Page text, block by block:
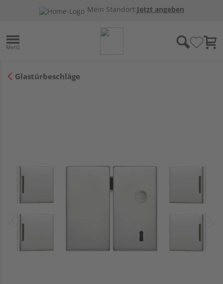
Mein Standort:Jetzt angeben
Glastürbeschläge